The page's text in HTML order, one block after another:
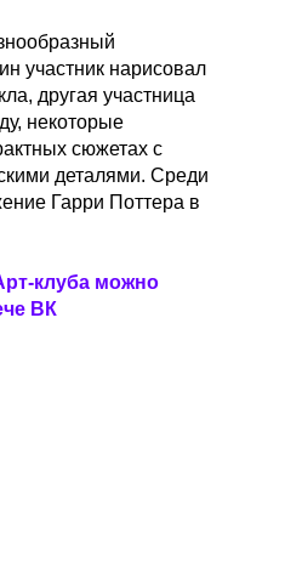
участник нарисовал
другая участница
некоторые
сюжетах с
деталями. Среди
Гарри Поттера в
клуба можно
ВК